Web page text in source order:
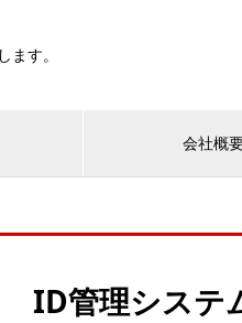
す。
会社概
ID管理システ